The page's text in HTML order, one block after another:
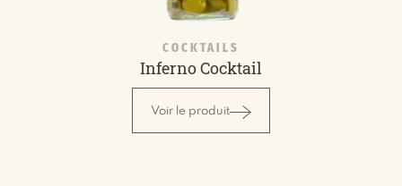
COCKTAILS
Inferno Cocktail
Voir le produit